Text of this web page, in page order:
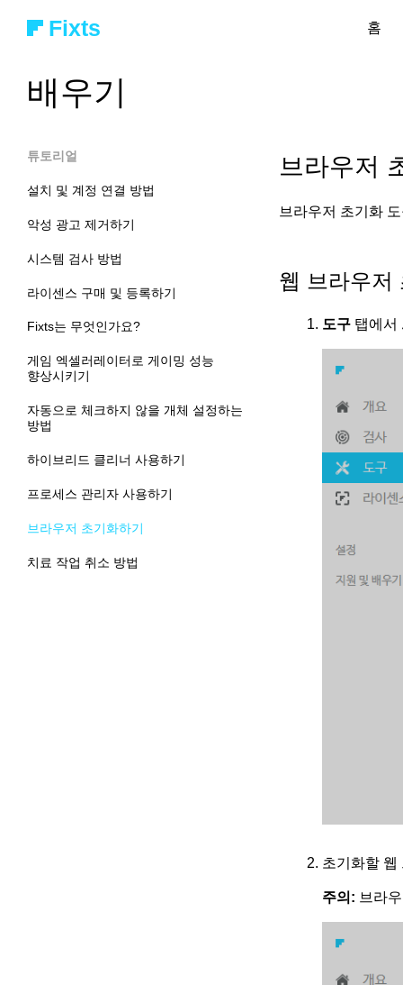
Fixts 홈
배우기
튜토리얼
설치 및 계정 연결 방법
악성 광고 제거하기
시스템 검사 방법
라이센스 구매 및 등록하기
Fixts는 무엇인가요?
게임 엑셀러레이터로 게이밍 성능
향상시키기
자동으로 체크하지 않을 개체 설정하는
방법
하이브리드 클리너 사용하기
프로세스 관리자 사용하기
브라우저 초기화하기
치료 작업 취소 방법
브라우저
브라우저 초기화
웹 브라우저
도구 탭에서
초기화할
주의: 브라